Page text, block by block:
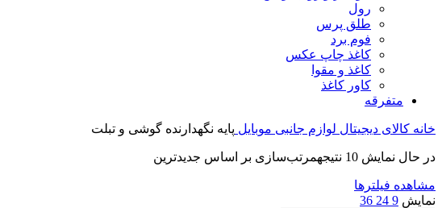
رول
طلق پرس
فوم برد
کاغذ چاپ عکس
کاغذ و مقوا
کاور کاغذ
متفرقه
خانه کالای دیجیتال لوازم جانبی موبایل پایه نگهدارنده گوشی و تبلت
در حال نمایش 10 نتیجه مرتب‌سازی بر اساس جدیدترین
مشاهده فیلترها
نمایش 9
24
36